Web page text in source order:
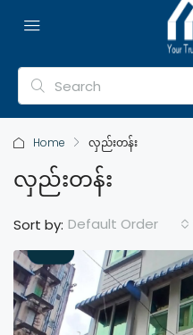
Home လှည်းတန်း
လှည်းတန်း
Sort by: Default Order